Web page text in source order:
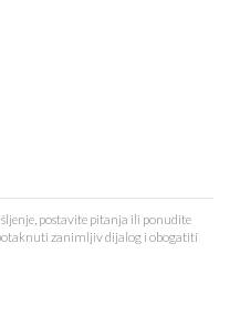
postavite pitanja ili ponudite
zanimljiv dijalog i obogatiti